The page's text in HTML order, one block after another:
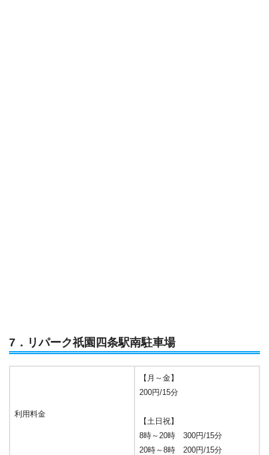
7．リパーク祇園四条駅南駐車場
利用料金
【月～金】
200円/15分
【土日祝】
8時～20時 300円/15分
20時～8時 200円/15分